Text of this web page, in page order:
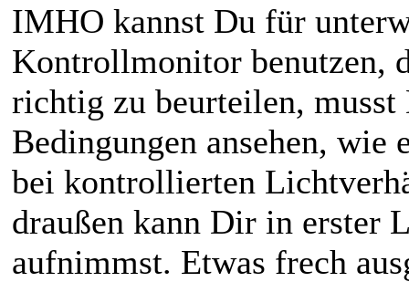
IMHO kannst Du für
Kontrollmonitor benutzen,
richtig zu beurteilen, musst
Bedingungen ansehen, wie
bei kontrollierten
draußen kann Dir in erster
aufnimmst. Etwas frech